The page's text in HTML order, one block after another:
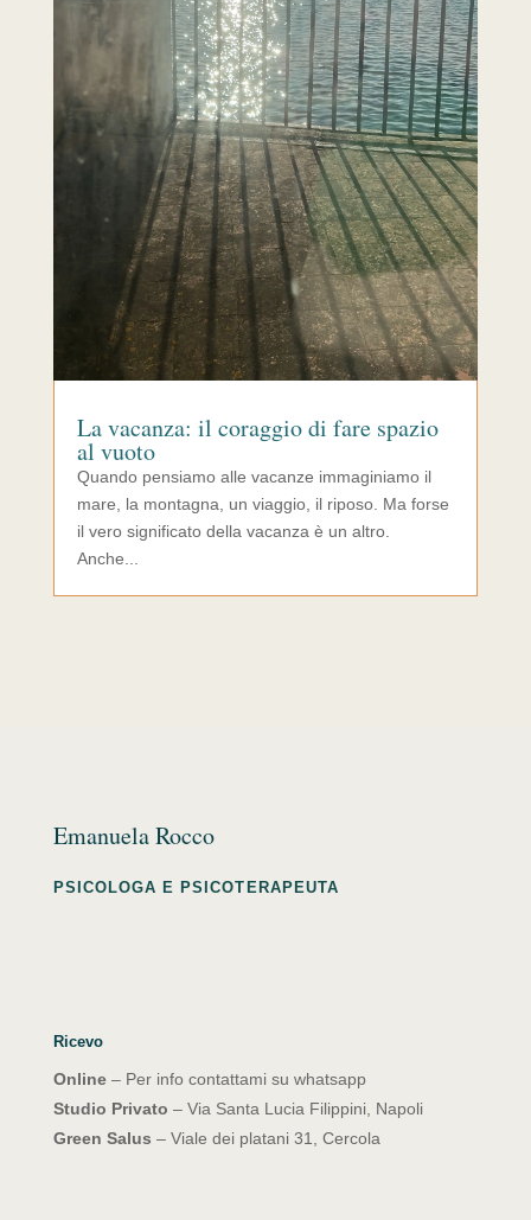
La vacanza: il coraggio di fare spazio
al vuoto
Quando pensiamo alle vacanze immaginiamo il
mare, la montagna, un viaggio, il riposo. Ma forse
il vero significato della vacanza è un altro.
Anche...
Emanuela Rocco
PSICOLOGA E PSICOTERAPEUTA
Ricevo
Online– Per info contattami su whatsapp
Studio Privato – Via Santa Lucia Filippini, Napoli
Green Salus – Viale dei platani 31, Cercola